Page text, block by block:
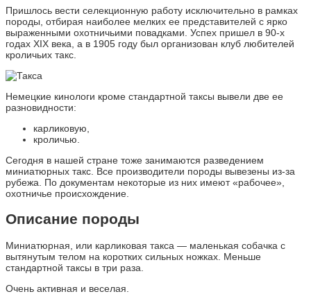
Пришлось вести селекционную работу исключительно в рамках
породы, отбирая наиболее мелких ее представителей с ярко
выраженными охотничьими повадками. Успех пришел в 90-х
годах XIX века, а в 1905 году был организован клуб любителей
кроличьих такс.
Немецкие кинологи кроме стандартной таксы вывели две ее
разновидности:
карликовую,
кроличью.
Сегодня в нашей стране тоже занимаются разведением
миниатюрных такс. Все производители породы вывезены из-за
рубежа. По документам некоторые из них имеют «рабочее»,
охотничье происхождение.
Описание породы
Миниатюрная, или карликовая такса — маленькая собачка с
вытянутым телом на коротких сильных ножках. Меньше
стандартной таксы в три раза.
Очень активная и веселая.